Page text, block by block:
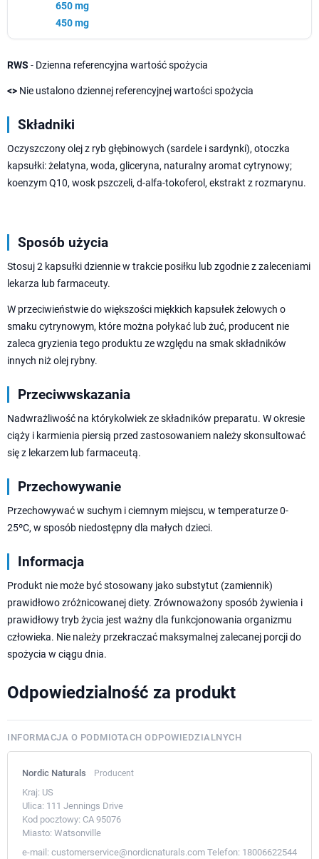
650 mg
450 mg
RWS - Dzienna referencyjna wartość spożycia
<> Nie ustalono dziennej referencyjnej wartości spożycia
Składniki
Oczyszczony olej z ryb głębinowych (sardele i sardynki), otoczka
kapsułki: żelatyna, woda, gliceryna, naturalny aromat cytrynowy;
koenzym Q10, wosk pszczeli, d-alfa-tokoferol, ekstrakt z rozmarynu.
Sposób użycia
Stosuj 2 kapsułki dziennie w trakcie posiłku lub zgodnie z zaleceniami
lekarza lub farmaceuty.
W przeciwieństwie do większości miękkich kapsułek żelowych o
smaku cytrynowym, które można połykać lub żuć, producent nie
zaleca gryzienia tego produktu ze względu na smak składników
innych niż olej rybny.
Przeciwwskazania
Nadwrażliwość na którykolwiek ze składników preparatu. W okresie
ciąży i karmienia piersią przed zastosowaniem należy skonsultować
się z lekarzem lub farmaceutą.
Przechowywanie
Przechowywać w suchym i ciemnym miejscu, w temperaturze 0-
25ºC, w sposób niedostępny dla małych dzieci.
Informacja
Produkt nie może być stosowany jako substytut (zamiennik)
prawidłowo zróżnicowanej diety. Zrównoważony sposób żywienia i
prawidłowy tryb życia jest ważny dla funkcjonowania organizmu
człowieka. Nie należy przekraczać maksymalnej zalecanej porcji do
spożycia w ciągu dnia.
Odpowiedzialność za produkt
INFORMACJA O PODMIOTACH ODPOWIEDZIALNYCH
Nordic Naturals Producent
Kraj: US
Ulica: 111 Jennings Drive
Kod pocztowy: CA 95076
Miasto: Watsonville
e-mail: customerservice@nordicnaturals.com Telefon: 18006622544